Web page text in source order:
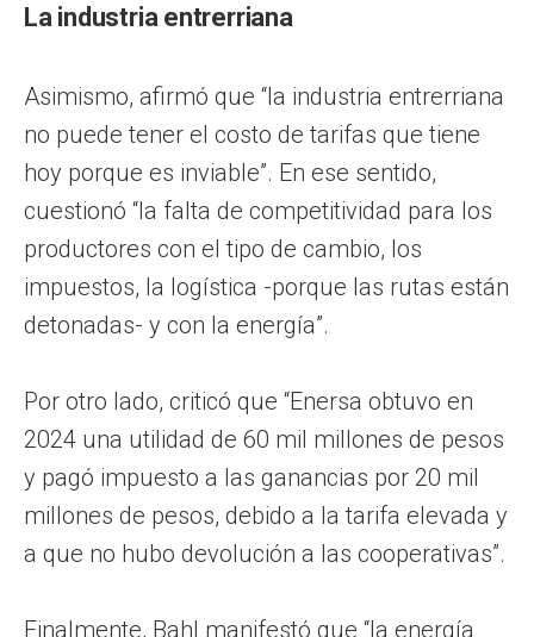
La industria entrerriana
Asimismo, afirmó que “la industria entrerriana
no puede tener el costo de tarifas que tiene
hoy porque es inviable”. En ese sentido,
cuestionó “la falta de competitividad para los
productores con el tipo de cambio, los
impuestos, la logística -porque las rutas están
detonadas- y con la energía”.
Por otro lado, criticó que “Enersa obtuvo en
2024 una utilidad de 60 mil millones de pesos
y pagó impuesto a las ganancias por 20 mil
millones de pesos, debido a la tarifa elevada y
a que no hubo devolución a las cooperativas”.
Finalmente, Bahl manifestó que “la energía